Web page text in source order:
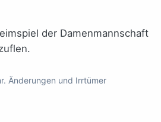
der Damenmannschaft
Änderungen und Irrtümer